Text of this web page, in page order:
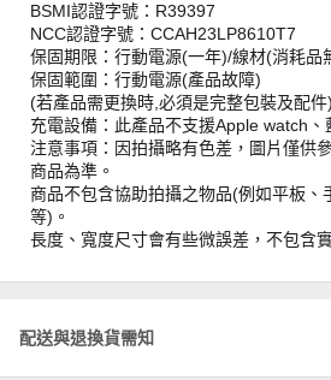
BSMI認證字號：R39397
NCC認證字號：CCAH23LP8610T7
保固期限：行動電源(一年)/線材(消耗品
保固範圍：行動電源(產品故障)
(若產品需更換時,必須是完整包裝及配件)
充電設備：此產品不支援Apple watch、
注意事項：因拍攝略有色差，圖片僅供
商品為準。
商品不包含協助拍攝之物品(例如平板、
等)。
長度、寬度尺寸會有些微誤差，不包含
配送與退換貨需知